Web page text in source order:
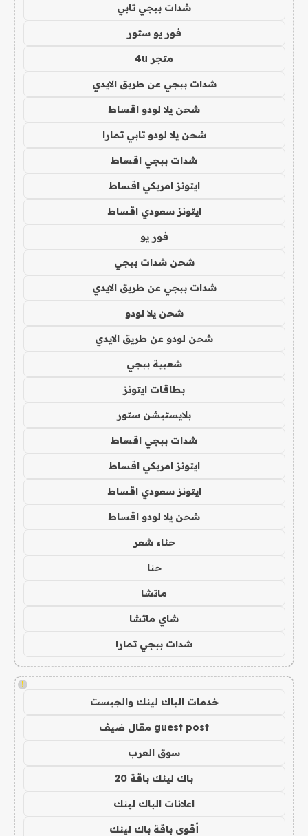
شدات ببجي تابي
فور يو ستور
متجر 4u
شدات ببجي عن طريق الايدي
شحن يلا لودو اقساط
شحن يلا لودو تابي تمارا
شدات ببجي اقساط
ايتونز امريكي اقساط
ايتونز سعودي اقساط
فور يو
شحن شدات ببجي
شدات ببجي عن طريق الايدي
شحن يلا لودو
شحن لودو عن طريق الايدي
شعبية ببجي
بطاقات ايتونز
بلايستيشن ستور
شدات ببجي اقساط
ايتونز امريكي اقساط
ايتونز سعودي اقساط
شحن يلا لودو اقساط
حناء شعر
حنا
ماتشا
شاي ماتشا
شدات ببجي تمارا
!
خدمات الباك لينك والجيست
guest post مقال ضيف
سوق العرب
باك لينك باقة 20
اعلانات الباك لينك
أقوى باقة باك لينك